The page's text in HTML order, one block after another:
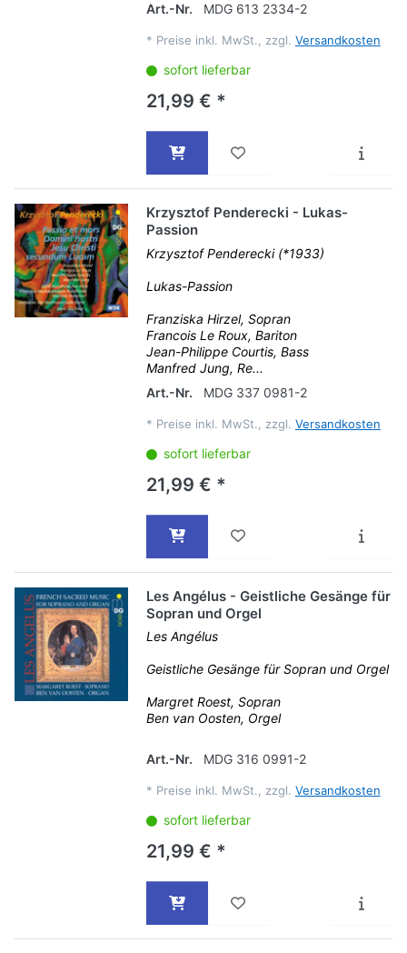
Art.-Nr. MDG 613 2334-2
* Preise inkl. MwSt., zzgl. Versandkosten
sofort lieferbar
21,99 € *
Krzysztof Penderecki - Lukas-
Passion
Krzysztof Penderecki (*1933)
Lukas-Passion
Franziska Hirzel, Sopran
Francois Le Roux, Bariton
Jean-Philippe Courtis, Bass
Manfred Jung, Re...
Art.-Nr.
MDG 337 0981-2
* Preise inkl. MwSt., zzgl. Versandkosten
sofort lieferbar
21,99 € *
Les Angélus - Geistliche Gesänge für
Sopran und Orgel
Les Angélus
Geistliche Gesänge für Sopran und Orgel
Margret Roest, Sopran
Ben van Oosten, Orgel
Art.-Nr. MDG 316 0991-2
* Preise inkl. MwSt., zzgl. Versandkosten
sofort lieferbar
21,99 € *